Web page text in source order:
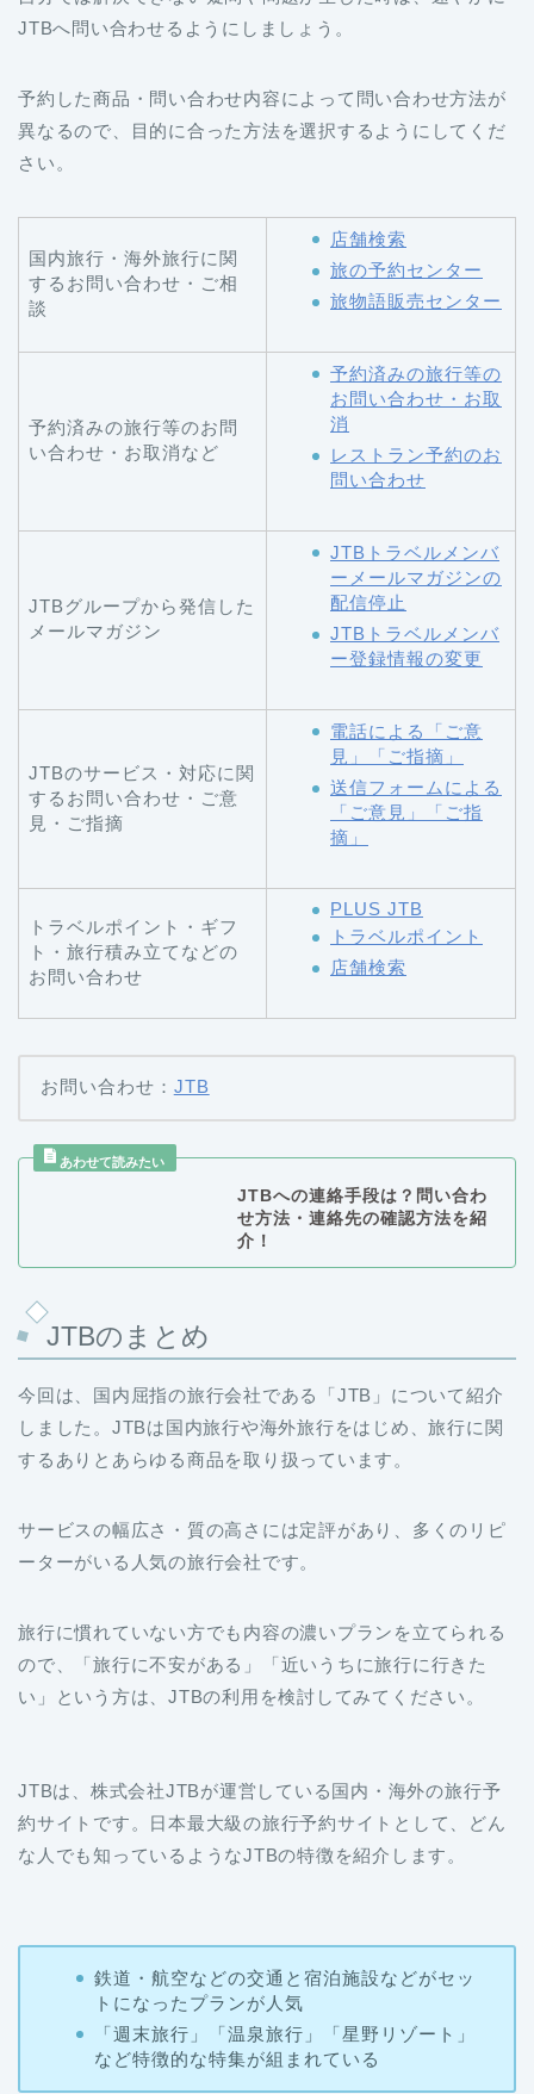
JTBへ問い合わせるようにしましょう。
予約した商品・問い合わせ内容によって問い合わせ方法が
異なるので、目的に合った方法を選択するようにしてくだ
さい。
国内旅行・海外旅行に関
するお問い合わせ・ご相
談
店舗検索
旅の予約センター
旅物語販売センター
予約済みの旅行等のお問
い合わせ・お取消など
予約済みの旅行等の
お問い合わせ・お取
消
レストラン予約のお
問い合わせ
JTBグループから発信した
メールマガジン
JTBトラベルメンバ
ーメールマガジンの
配信停止
JTBトラベルメンバ
ー登録情報の変更
JTBのサービス・対応に関
するお問い合わせ・ご意
見・ご指摘
電話による「ご意
見」「ご指摘」
送信フォームによる
「ご意見」「ご指
摘」
トラベルポイント・ギフ
ト・旅行積み立てなどの
お問い合わせ
PLUS JTB
トラベルポイント
店舗検索
お問い合わせ： JTB
JTBへの連絡手段は？問い合わ
せ方法・連絡先の確認方法を紹
介！
JTBのまとめ
今回は、国内屈指の旅行会社である「JTB」について紹介
しました。JTBは国内旅行や海外旅行をはじめ、旅行に関
するありとあらゆる商品を取り扱っています。
サービスの幅広さ・質の高さには定評があり、多くのリピ
ーターがいる人気の旅行会社です。
旅行に慣れていない方でも内容の濃いプランを立てられる
ので、「旅行に不安がある」「近いうちに旅行に行きた
い」という方は、JTBの利用を検討してみてください。
JTBは、株式会社JTBが運営している国内・海外の旅行予
約サイトです。日本最大級の旅行予約サイトとして、どん
な人でも知っているようなJTBの特徴を紹介します。
鉄道・航空などの交通と宿泊施設などがセッ
トになったプランが人気
「週末旅行」「温泉旅行」「星野リゾート」
など特徴的な特集が組まれている